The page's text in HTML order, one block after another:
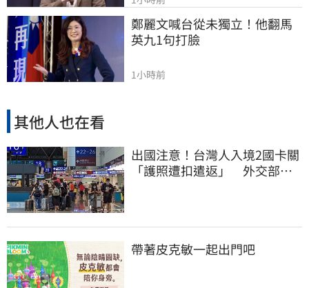
鄭麗文喊台從未獨立！他翻馬
英九1句打臉
1小時前
其他人也在看
出國注意！台灣人入境2國卡關
「護照遭扣遣返」 外交部證
帶著皮克敏一起出門吧